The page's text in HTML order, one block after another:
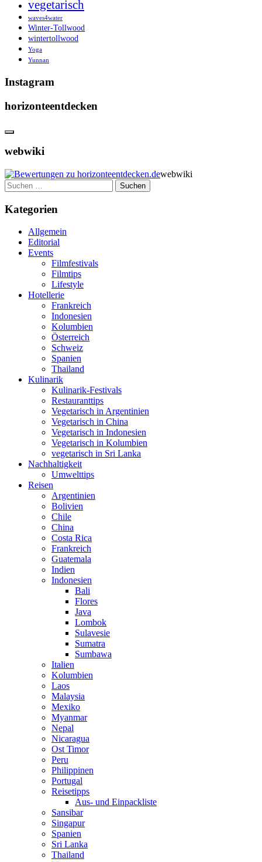
vegetarisch
waves4water
Winter-Tollwood
wintertollwood
Yoga
Yunnan
Instagram
horizonteentdecken
webwiki
webwiki
Suchen
nach:
Kategorien
Allgemein
Editorial
Events
Filmfestivals
Filmtips
Lifestyle
Hotellerie
Frankreich
Indonesien
Kolumbien
Österreich
Schweiz
Spanien
Thailand
Kulinarik
Kulinarik-Festivals
Restauranttips
Vegetarisch in Argentinien
Vegetarisch in China
Vegetarisch in Indonesien
Vegetarisch in Kolumbien
vegetarisch in Sri Lanka
Nachhaltigkeit
Umwelttips
Reisen
Argentinien
Bolivien
Chile
China
Costa Rica
Frankreich
Guatemala
Indien
Indonesien
Bali
Flores
Java
Lombok
Sulavesie
Sumatra
Sumbawa
Italien
Kolumbien
Laos
Malaysia
Mexiko
Myanmar
Nepal
Nicaragua
Ost Timor
Peru
Philippinen
Portugal
Reisetipps
Aus- und Einpackliste
Sansibar
Singapur
Spanien
Sri Lanka
Thailand